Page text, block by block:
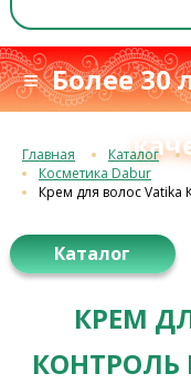
≡ Более 30
Главная Каталог
Косметика Dabur
Крем для волос Vatika
Каталог
КРЕМ